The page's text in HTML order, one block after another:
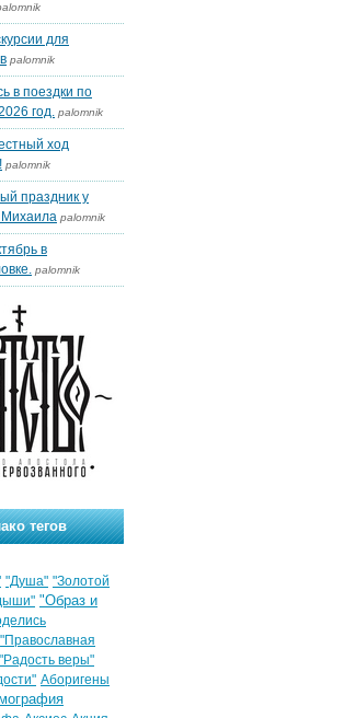
для
palomnik
в поездки по
год. palomnik
ход
palomnik
праздник у
Михаила palomnik
в
palomnik
тегов
"Душа" "Золотой
"Образ и
"Православная
"Радость веры"
Аборигены